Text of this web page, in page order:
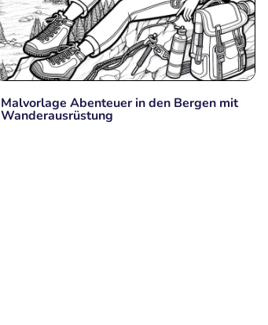
Malvorlage Abenteuer in den Bergen mit
Wanderausrüstung